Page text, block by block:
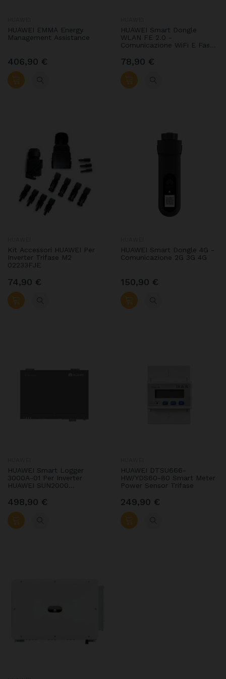
HUAWEI EMMA Energy
Management Assistance
406,90 €
HUAWEI Smart Dongle
WLAN FE 2.0 -
Comunicazione WiFi E Fast
05(AP+STA)
78,90 €
Kit Accessori HUAWEI Per
Inverter Trifase M2
02233FJE
74,90 €
HUAWEI Smart Dongle 4G -
Comunicazione 2G 3G 4G
150,90 €
HUAWEI Smart Logger
3000A-01 Per Inverter
HUAWEI SUN2000
498,90 €
HUAWEI DTSU666-
HW/YDS60-80 Smart Meter
Power Sensor Trifase
249,90 €